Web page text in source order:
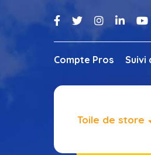
Compte Pros Suivi
Toile de store